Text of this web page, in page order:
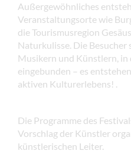
Außergewöhnliches
Veranstaltungsorte wie
die Tourismusregion
Naturkulisse. Die Besucher
Musikern und Künstlern, in
eingebunden – es
aktiven Kulturerlebens! .
Die Programme des
Vorschlag der Künstler
künstlerischen Leiter.